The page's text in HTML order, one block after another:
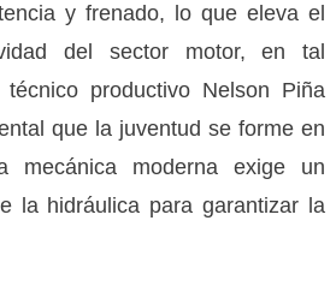
y frenado, lo que eleva el
del sector motor, en tal
productivo Nelson Piña
que la juventud se forme en
mecánica moderna exige un
la hidráulica para garantizar la